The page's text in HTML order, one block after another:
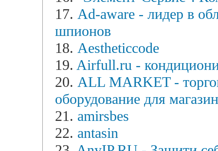
17. Ad-aware - лидер в
шпионов
18. Aestheticcode
19. Airfull.ru -
20. ALL MARKET -
оборудование для
21. amirsbes
22. antasin